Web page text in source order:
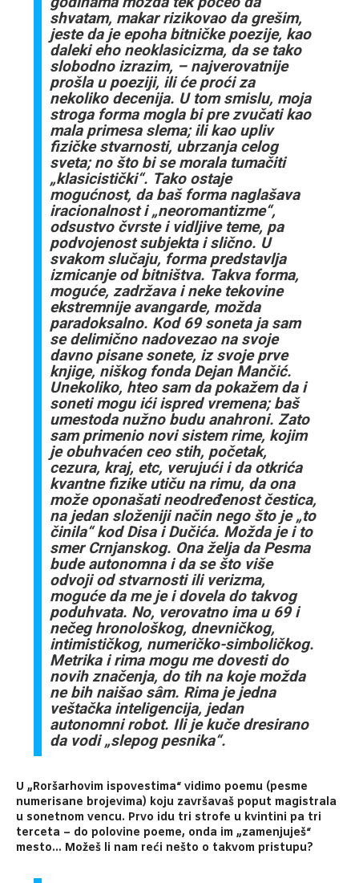
shvatam, makar rizikovao da grešim,
jeste da je epoha bitničke poezije, kao
daleki eho neoklasicizma, da se tako
slobodno izrazim, – najverovatnije
prošla u poeziji, ili će proći za
nekoliko decenija. U tom smislu, moja
stroga forma mogla bi pre zvučati kao
mala primesa slema; ili kao upliv
fizičke stvarnosti, ubrzanja celog
sveta; no što bi se morala tumačiti
„klasicistički“. Tako ostaje
mogućnost, da baš forma naglašava
iracionalnost i „neoromantizme“,
odsustvo čvrste i vidljive teme, pa
podvojenost subjekta i slično. U
svakom slučaju, forma predstavlja
izmicanje od bitništva. Takva forma,
moguće, zadržava i neke tekovine
ekstremnije avangarde, možda
paradoksalno. Kod 69 soneta ja sam
se delimično nadovezao na svoje
davno pisane sonete, iz svoje prve
knjige, niškog fonda Dejan Mančić.
Unekoliko, hteo sam da pokažem da i
soneti mogu ići ispred vremena; baš
umestoda nužno budu anahroni. Zato
sam primenio novi sistem rime, kojim
je obuhvaćen ceo stih, početak,
cezura, kraj, etc, verujući i da otkrića
kvantne fizike utiču na rimu, da ona
može oponašati neodređenost čestica,
na jedan složeniji način nego što je „to
činila“ kod Disa i Dučića. Možda je i to
smer Crnjanskog. Ona želja da Pesma
bude autonomna i da se što više
odvoji od stvarnosti ili verizma,
moguće da me je i dovela do takvog
poduhvata. No, verovatno ima u 69 i
nečeg hronološkog, dnevničkog,
intimističkog, numeričko-simboličkog.
Metrika i rima mogu me dovesti do
novih značenja, do tih na koje možda
ne bih naišao sâm. Rima je jedna
veštačka inteligencija, jedan
autonomni robot. Ili je kuče dresirano
da vodi „slepog pesnika“.
U „Roršarhovim ispovestima“ vidimo poemu (pesme
numerisane brojevima) koju završavaš poput magistrala
u sonetnom vencu. Prvo idu tri strofe u kvintini pa tri
terceta – do polovine poeme, onda im „zamenjuješ“
mesto… Možeš li nam reći nešto o takvom pristupu?